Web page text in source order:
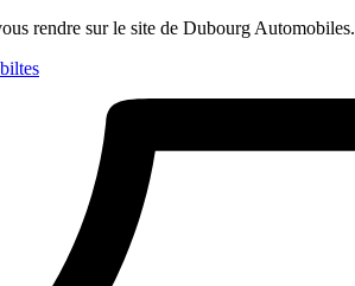
rendre sur le site de Dubourg Automobiles.